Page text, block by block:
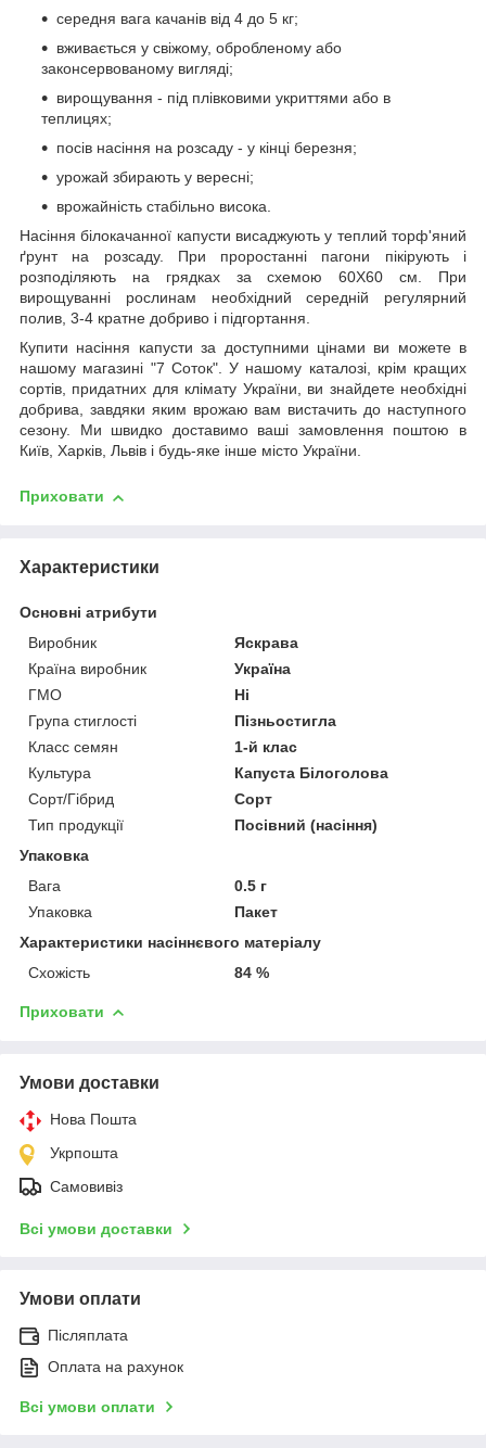
середня вага качанів від 4 до 5 кг;
вживається у свіжому, обробленому або
законсервованому вигляді;
вирощування - під плівковими укриттями або в
теплицях;
посів насіння на розсаду - у кінці березня;
урожай збирають у вересні;
врожайність стабільно висока.
Насіння білокачанної капусти висаджують у теплий торф'яний
ґрунт на розсаду. При проростанні пагони пікірують і
розподіляють на грядках за схемою 60Х60 см. При
вирощуванні рослинам необхідний середній регулярний
полив, 3-4 кратне добриво і підгортання.
Купити насіння капусти за доступними цінами ви можете в
нашому магазині "7 Соток". У нашому каталозі, крім кращих
сортів, придатних для клімату України, ви знайдете необхідні
добрива, завдяки яким врожаю вам вистачить до наступного
сезону. Ми швидко доставимо ваші замовлення поштою в
Київ, Харків, Львів і будь-яке інше місто України.
Приховати
Характеристики
Основні атрибути
Виробник
Яскрава
Країна виробник
Україна
ГМО
Ні
Група стиглості
Пізньостигла
Класс семян
1-й клас
Культура
Капуста Білоголова
Сорт/Гібрид
Сорт
Тип продукції
Посівний (насіння)
Упаковка
Вага
0.5 г
Упаковка
Пакет
Характеристики насіннєвого матеріалу
Схожість
84 %
Приховати
Умови доставки
Нова Пошта
Укрпошта
Самовивіз
Всі умови доставки
Умови оплати
Післяплата
Оплата на рахунок
Всі умови оплати